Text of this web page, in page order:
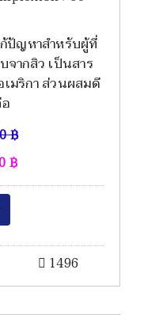
ปัญหาสำหรับผู้ที่
จากสิว เป็นสาร
มริกา ส่วนผสมดี
฿
฿
1496